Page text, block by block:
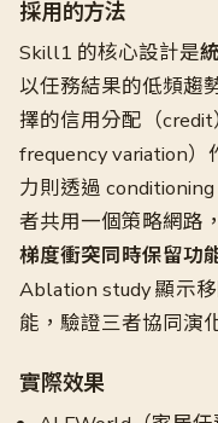
採用的方法
Skill1 的核心設計是
以任務結果的低頻趨
擇的信用分配（
frequency variation
力則透過
者共用一個策略網路
梯度衝突同時保留功
Ablation study 顯示
能，驗證三者協同演
實際效果